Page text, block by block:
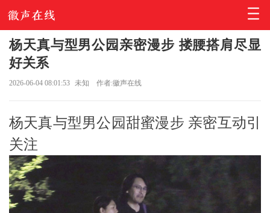
杨天真与型男公园亲密漫步 搂腰搭肩尽显
好关系
2026-06-04 08:01:53 未知 作者:徽声在线
杨天真与型男公园甜蜜漫步 亲密互动引
关注